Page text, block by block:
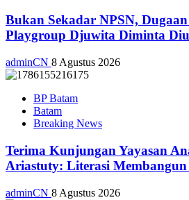
Bukan Sekadar NPSN,
Playgroup Djuwita Diminta
adminCN 8 Agustus 2026
BP Batam
Batam
Breaking News
Terima Kunjungan Yayasan
Ariastuty: Literasi
adminCN 8 Agustus 2026